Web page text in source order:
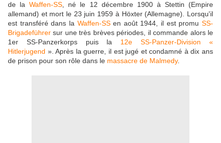
de laWaffen-SS , né le 12 décembre 1900 à Stettin (Empire
allemand) et mort le 23 juin 1959 à Höxter (Allemagne). Lorsqu'il
est transféré dans la Waffen-SSen août 1944, il est promuSS-
Brigadeführer sur une très brèves périodes, il commande alors le
1er SS-Panzerkorps puis la 12e SS-Panzer-Division «
Hitlerjugend ». Après la guerre, il est jugé et condamné à dix ans
de prison pour son rôle dans le massacre de Malmedy.